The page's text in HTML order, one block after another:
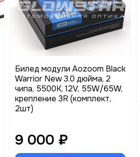
Билед модули Aozoom Black
Warrior New 3.0 дюйма, 2
чипа, 5500K, 12V, 55W/65W,
крепление 3R (комплект,
2шт)
9 000 ₽